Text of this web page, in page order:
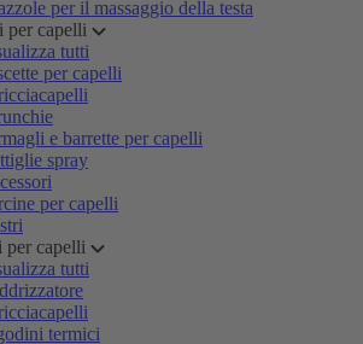
per il massaggio della testa
per capelli
tutti
per capelli
e barrette per capelli
spray
per capelli
per capelli
tutti
termici